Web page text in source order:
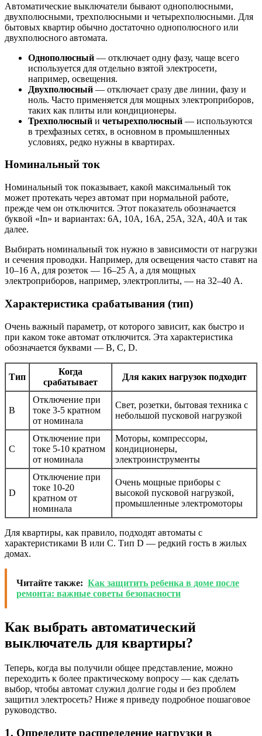
Автоматические выключатели бывают однополюсными,
двухполюсными, трехполюсными и четырехполюсными. Для
бытовых квартир обычно достаточно однополюсного или
двухполюсного автомата.
Однополюсный — отключает одну фазу, чаще всего
используется для отдельно взятой электросети,
например, освещения.
Двухполюсный — отключает сразу две линии, фазу и
ноль. Часто применяется для мощных электроприборов,
таких как плиты или кондиционеры.
Трехполюсный и четырехполюсный — используются
в трехфазных сетях, в основном в промышленных
условиях, редко нужны в квартирах.
Номинальный ток
Номинальный ток показывает, какой максимальный ток
может протекать через автомат при нормальной работе,
прежде чем он отключится. Этот показатель обозначается
буквой «In» и вариантах: 6А, 10А, 16А, 25А, 32А, 40А и так
далее.
Выбирать номинальный ток нужно в зависимости от нагрузки
и сечения проводки. Например, для освещения часто ставят на
10–16 А, для розеток — 16–25 А, а для мощных
электроприборов, например, электроплиты, — на 32–40 А.
Характеристика срабатывания (тип)
Очень важный параметр, от которого зависит, как быстро и
при каком токе автомат отключится. Эта характеристика
обозначается буквами — B, C, D.
Тип
Когда
срабатывает
Для каких нагрузок подходит
B
Отключение при
токе 3-5 кратном
от номинала
Свет, розетки, бытовая техника с
небольшой пусковой нагрузкой
C
Отключение при
токе 5-10 кратном
от номинала
Моторы, компрессоры,
кондиционеры,
электроинструменты
D
Отключение при
токе 10-20
кратном от
номинала
Очень мощные приборы с
высокой пусковой нагрузкой,
промышленные электромоторы
Для квартиры, как правило, подходят автоматы с
характеристиками B или C. Тип D — редкий гость в жилых
домах.
Читайте также: Как защитить ребенка в доме после
ремонта: важные советы безопасности
Как выбрать автоматический
выключатель для квартиры?
Теперь, когда вы получили общее представление, можно
переходить к более практическому вопросу — как сделать
выбор, чтобы автомат служил долгие годы и без проблем
защитил электросеть? Ниже я приведу подробное пошаговое
руководство.
1. Определите распределение нагрузки в